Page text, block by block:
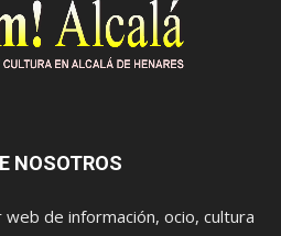
NOSOTROS
de información, ocio, cultura